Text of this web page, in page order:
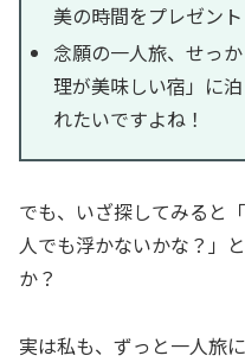
美の時間をプレゼン
念願の一人旅、せっ
理が美味しい宿」に
れたいですよね！
でも、いざ探してみると
人でも浮かないかな？」
か？
実は私も、ずっと一人旅